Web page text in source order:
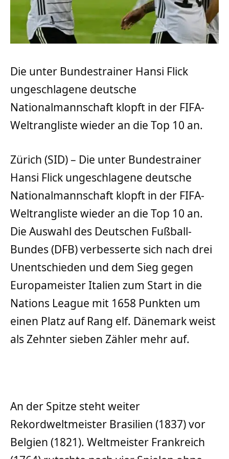
Die unter Bundestrainer Hansi Flick
ungeschlagene deutsche
Nationalmannschaft klopft in der FIFA-
Weltrangliste wieder an die Top 10 an.
Zürich (SID) – Die unter Bundestrainer
Hansi Flick ungeschlagene deutsche
Nationalmannschaft klopft in der FIFA-
Weltrangliste wieder an die Top 10 an.
Die Auswahl des Deutschen Fußball-
Bundes (DFB) verbesserte sich nach drei
Unentschieden und dem Sieg gegen
Europameister Italien zum Start in die
Nations League mit 1658 Punkten um
einen Platz auf Rang elf. Dänemark weist
als Zehnter sieben Zähler mehr auf.
An der Spitze steht weiter
Rekordweltmeister Brasilien (1837) vor
Belgien (1821). Weltmeister Frankreich